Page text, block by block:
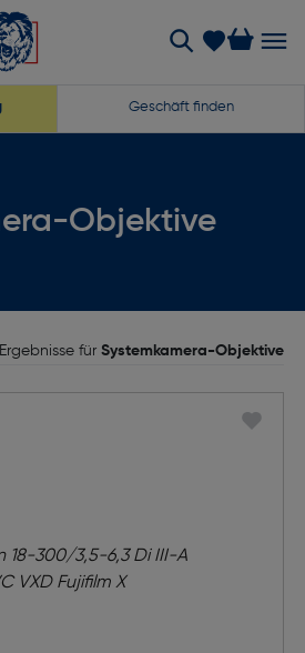
Geschäft finden
Objektive
für Systemkamera-Objektive